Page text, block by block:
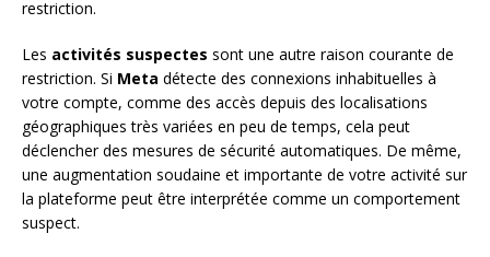
restriction.
Les activités suspectes sont une autre raison courante de
restriction. Si Meta détecte des connexions inhabituelles à
votre compte, comme des accès depuis des localisations
géographiques très variées en peu de temps, cela peut
déclencher des mesures de sécurité automatiques. De même,
une augmentation soudaine et importante de votre activité sur
la plateforme peut être interprétée comme un comportement
suspect.